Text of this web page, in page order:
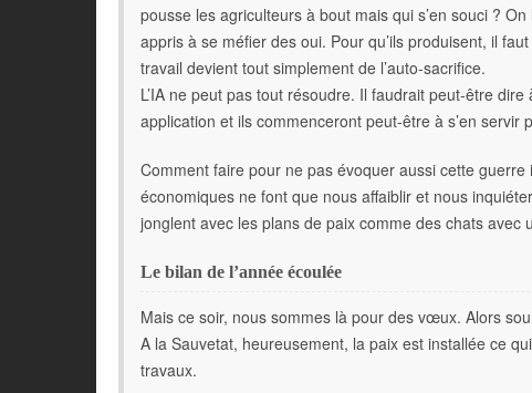
pousse les agriculteurs à bout mais qui s’en souci ?
appris à se méfier des oui. Pour qu’ils produisent, il
travail devient tout simplement de l’auto-sacrifice.
L’IA ne peut pas tout résoudre. Il faudrait peut-être
application et ils commenceront peut-être à s’en servir
Comment faire pour ne pas évoquer aussi cette
économiques ne font que nous affaiblir et nous
jonglent avec les plans de paix comme des chats avec
Le bilan de l’année écoulée
Mais ce soir, nous sommes là pour des vœux. Alors
A la Sauvetat, heureusement, la paix est installée ce
travaux.